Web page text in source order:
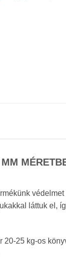
védelmet
láttuk el,
20-25 kg-os